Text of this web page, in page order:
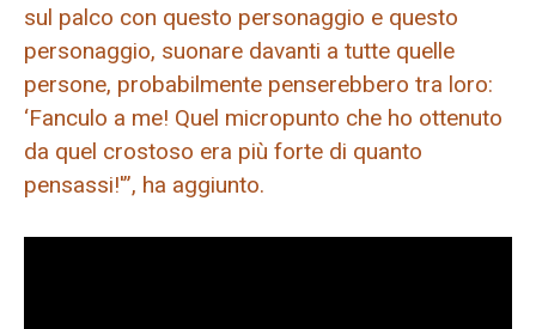
sul palco con questo personaggio e questo
personaggio, suonare davanti a tutte quelle
persone, probabilmente penserebbero tra loro:
‘Fanculo a me! Quel micropunto che ho ottenuto
da quel crostoso era più forte di quanto
pensassi!'”, ha aggiunto.